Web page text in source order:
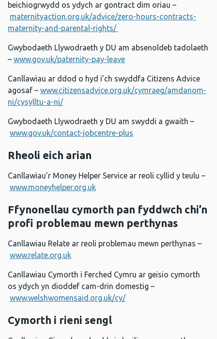
beichiogrwydd os ydych ar gontract dim oriau –
maternityaction.org.uk/advice/zero-hours-contracts-
maternity-and-parental-rights/
Gwybodaeth Llywodraeth y DU am absenoldeb tadolaeth
– www.gov.uk/paternity-pay-leave
Canllawiau ar ddod o hyd i’ch swyddfa Citizens Advice
agosaf – www.citizensadvice.org.uk/cymraeg/amdanom-
ni/cysylltu-a-ni/
Gwybodaeth Llywodraeth y DU am swyddi a gwaith –
www.gov.uk/contact-jobcentre-plus
Rheoli eich arian
Canllawiau’r Money Helper Service ar reoli cyllid y teulu –
www.moneyhelper.org.uk
Ffynonellau cymorth pan fyddwch chi’n
profi problemau mewn perthynas
Canllawiau Relate ar reoli problemau mewn perthynas –
www.relate.org.uk
Canllawiau Cymorth i Ferched Cymru ar geisio cymorth
os ydych yn dioddef cam-drin domestig –
www.welshwomensaid.org.uk/cy/
Cymorth i rieni sengl